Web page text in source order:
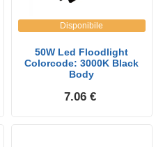
Disponibile
50W Led Floodlight
Colorcode: 3000K Black
Body
7.06 €